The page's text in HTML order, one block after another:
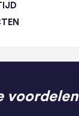
voordelen